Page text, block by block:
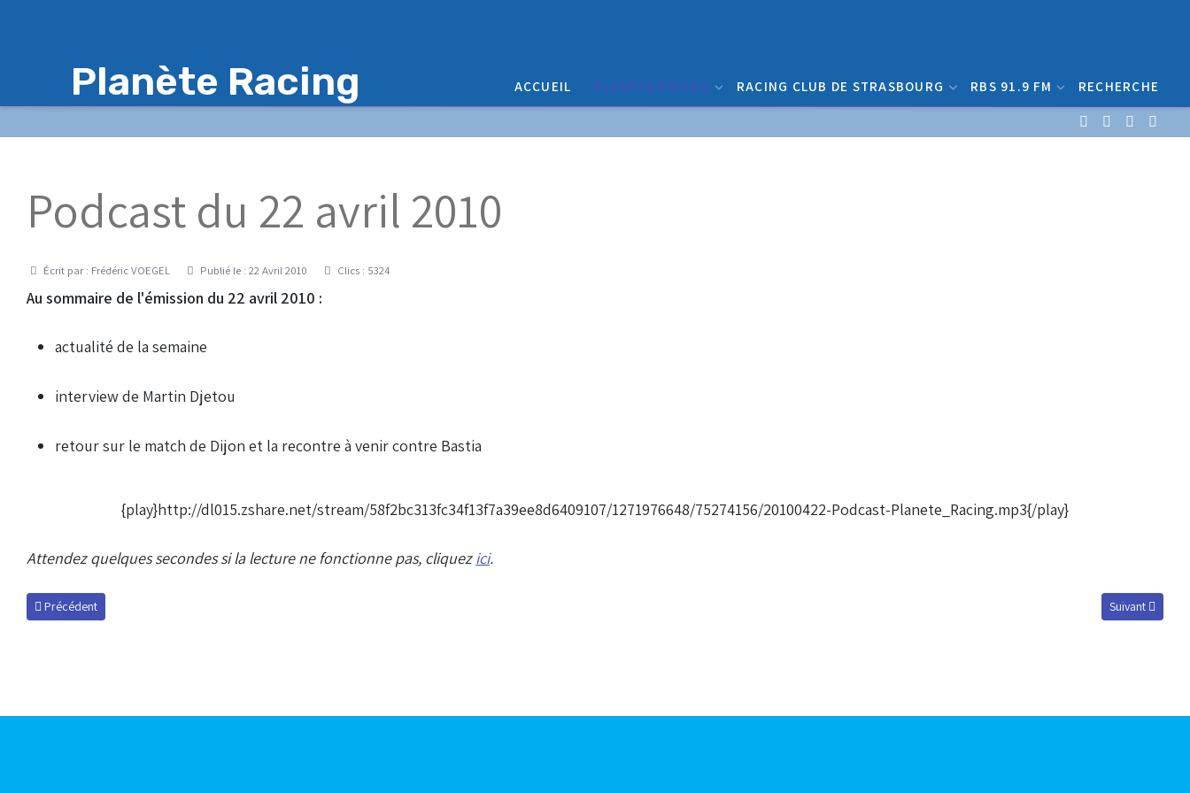
Planète Racing ACCUEIL PLANÈTE RACING RACING CLUB DE STRASBOURG RBS 91.9 FM RECHERCHE
Podcast du 22 avril 2010
DétailsÉcrit par : Frédéric VOEGEL Publié le : 22 Avril 2010 Clics : 5324
Au sommaire de l'émission du 22 avril 2010 :
actualité de la semaine
interview de Martin Djetou
retour sur le match de Dijon et la recontre à venir contre Bastia
{play}http://dl015.zshare.net/stream/58f2bc313fc34f13f7a39ee8d6409107/1271976648/75274156/20100422-Podcast-Planete_Racing.mp3{/play}
Attendez quelques secondes si la lecture ne fonctionne pas, cliquez ici.
Article précédent : Podcast du 29 avril 2010
Précédent Article suivant
Suivant